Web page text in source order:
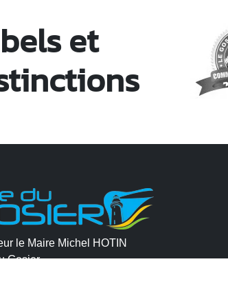
et
le Maire Michel HOTIN
Gosier